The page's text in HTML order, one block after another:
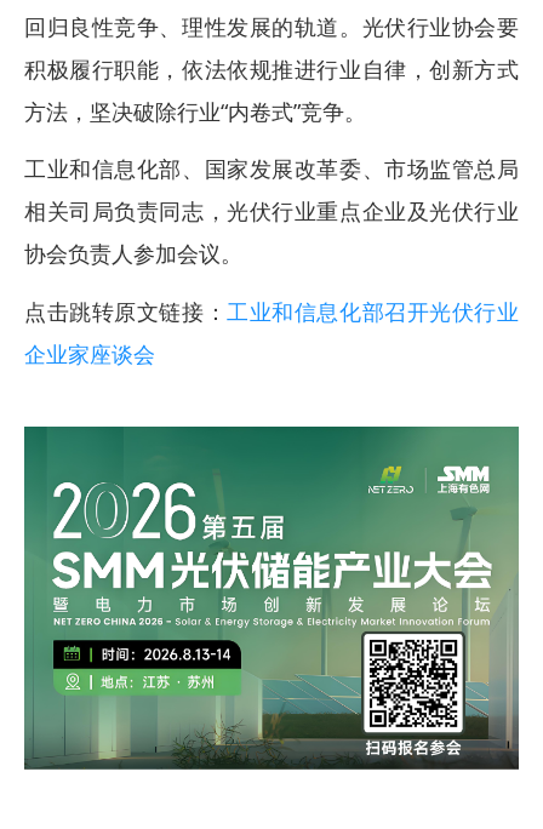
回归良性竞争、理性发展的轨道。光伏行业协会要
积极履行职能，依法依规推进行业自律，创新方式
方法，坚决破除行业“内卷式”竞争。
工业和信息化部、国家发展改革委、市场监管总局
相关司局负责同志，光伏行业重点企业及光伏行业
协会负责人参加会议。
点击跳转原文链接： 工业和信息化部召开光伏行业
企业家座谈会